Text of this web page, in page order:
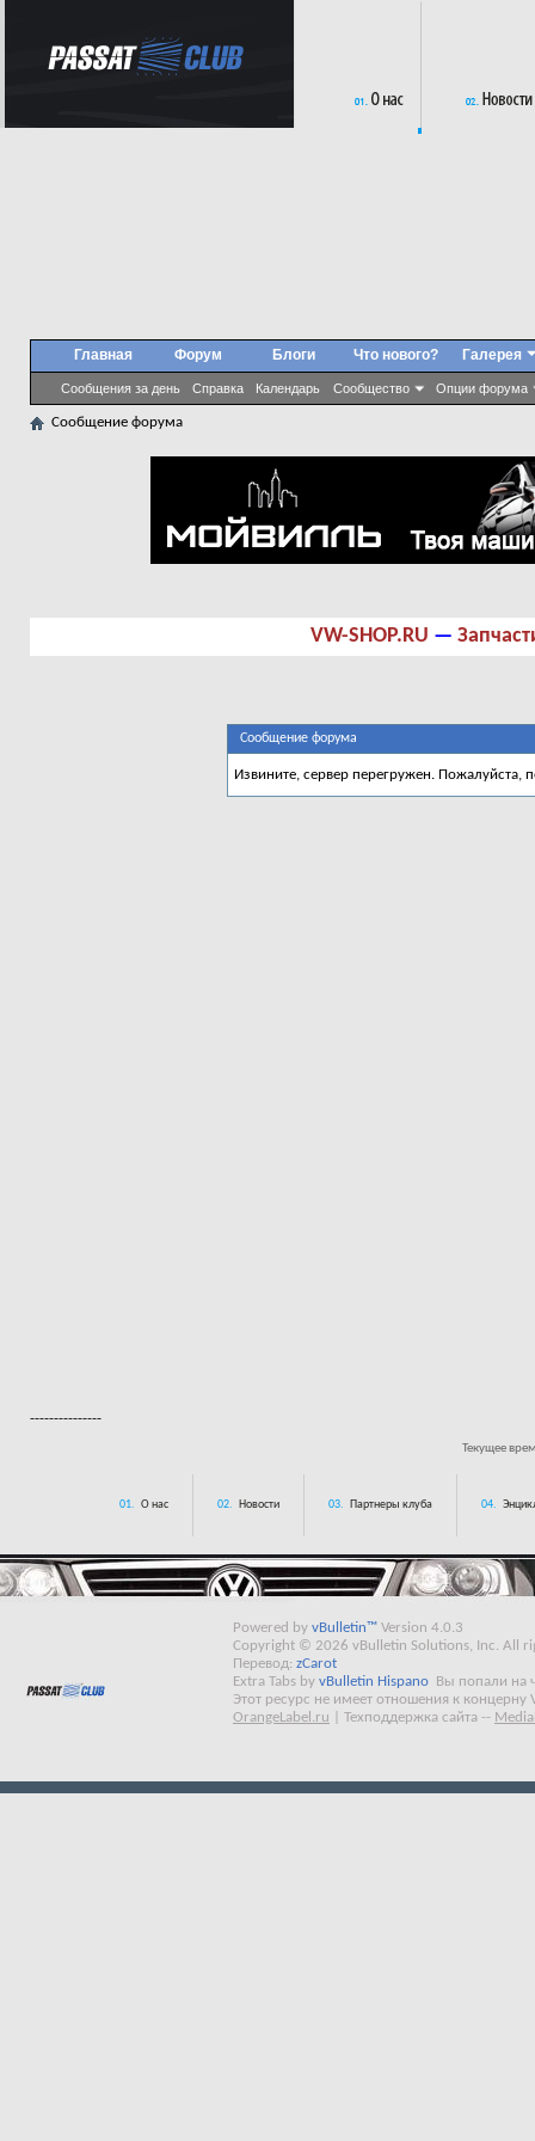
Главная Форум
Сообщения за день Справка Календарь Сообщество Опции форума
Блоги Что нового? Галерея
Сообщение форума
VW-SHOP.RU —
Сообщение форума
Извините, сервер перегружен. Пожалуйста,
---------------
Текущее
01. О нас 02. Новости 03. Партнеры клуба 04.
Powered by vBulletin™ Version 4.0.3
Copyright © 2026 vBulletin Solutions, Inc. All
Перевод: zCarot
Extra Tabs by vBulletin Hispano
Вы попали на
Этот ресурс не имеет отношения к концерну
OrangeLabel.ru
Техподдержка сайта --